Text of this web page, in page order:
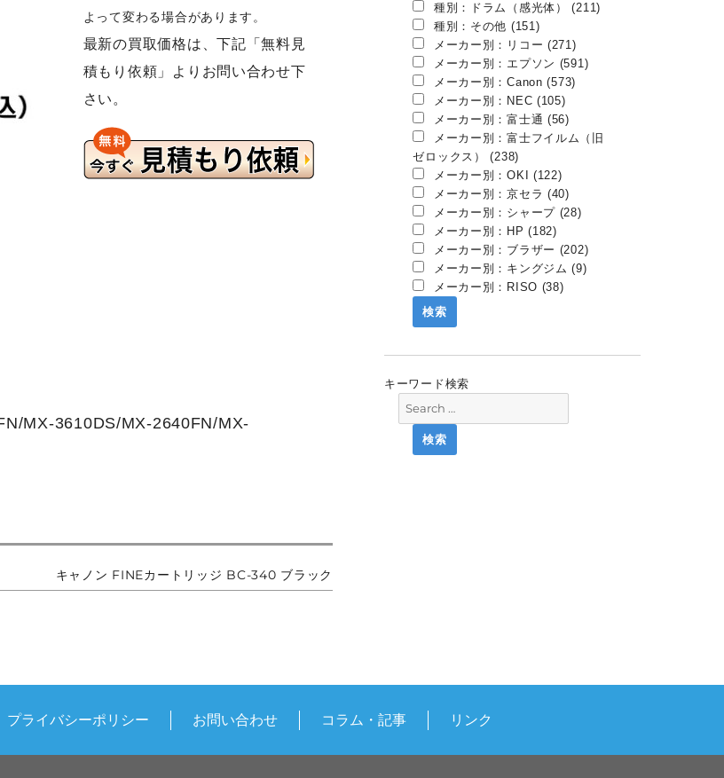
よって変わる場合があります。
最新の買取価格は、下記「無料見
積もり依頼」よりお問い合わせ下
さい。
MX-3610DS/MX-2640FN/MX-
キャノン FINEカートリッジ BC-340 ブラック
種別：ドラム（感光体） (211)
種別：その他 (151)
メーカー別：リコー (271)
メーカー別：エプソン (591)
メーカー別：Canon (573)
メーカー別：NEC (105)
メーカー別：富士通 (56)
メーカー別：富士フイルム（旧
ゼロックス） (238)
メーカー別：OKI (122)
メーカー別：京セラ (40)
メーカー別：シャープ (28)
メーカー別：HP (182)
メーカー別：ブラザー (202)
メーカー別：キングジム (9)
メーカー別：RISO (38)
キーワード検索
プライバシーポリシー お問い合わせ コラム・記事 リンク